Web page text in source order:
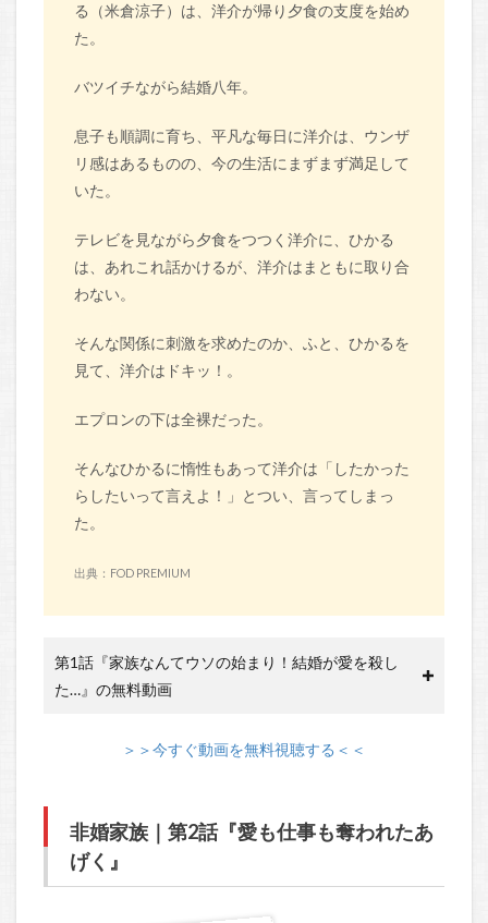
る（米倉涼子）は、洋介が帰り夕食の支度を始め
た。
バツイチながら結婚八年。
息子も順調に育ち、平凡な毎日に洋介は、ウンザ
リ感はあるものの、今の生活にまずまず満足して
いた。
テレビを見ながら夕食をつつく洋介に、ひかる
は、あれこれ話かけるが、洋介はまともに取り合
わない。
そんな関係に刺激を求めたのか、ふと、ひかるを
見て、洋介はドキッ！。
エプロンの下は全裸だった。
そんなひかるに惰性もあって洋介は「したかった
らしたいって言えよ！」とつい、言ってしまっ
た。
出典：FOD PREMIUM
第1話『家族なんてウソの始まり！結婚が愛を殺し
た…』の無料動画
＞＞今すぐ動画を無料視聴する＜＜
非婚家族｜第2話『愛も仕事も奪われたあ
げく』